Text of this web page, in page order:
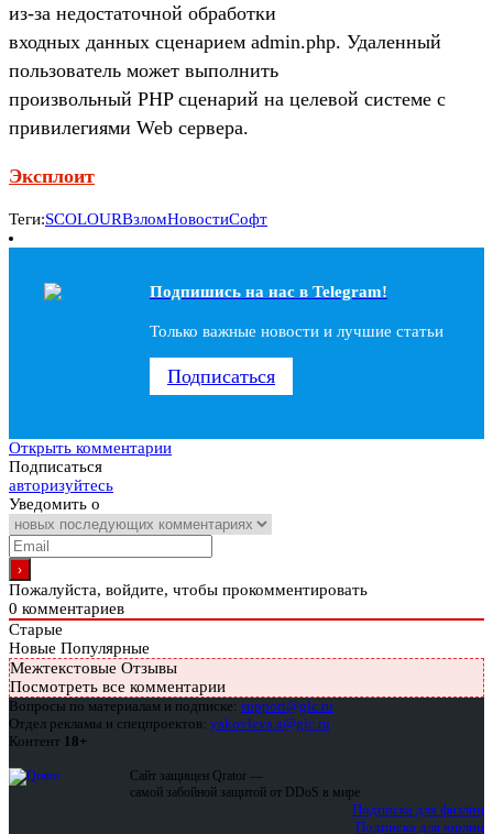
из-за недостаточной обработки
входных данных сценарием admin.php. Удаленный
пользователь может выполнить
произвольный PHP сценарий на целевой системе с
привилегиями Web сервера.
Эксплоит
Теги:SCOLOURВзломНовостиСофт
Подпишись на наc в Telegram!
Только важные новости и лучшие статьи
Подписаться
Открыть комментарии
Подписаться
авторизуйтесь
Уведомить о
Пожалуйста, войдите, чтобы прокомментировать
0 комментариев
Старые
Новые Популярные
Межтекстовые Отзывы
Посмотреть все комментарии
Вопросы по материалам и подписке: support@glc.ru
Отдел рекламы и спецпроектов: yakovleva.a@glc.ru
Контент 18+
Сайт защищен Qrator —
самой забойной защитой от DDoS в мире
Подписка для физлиц
Подписка для юрлиц